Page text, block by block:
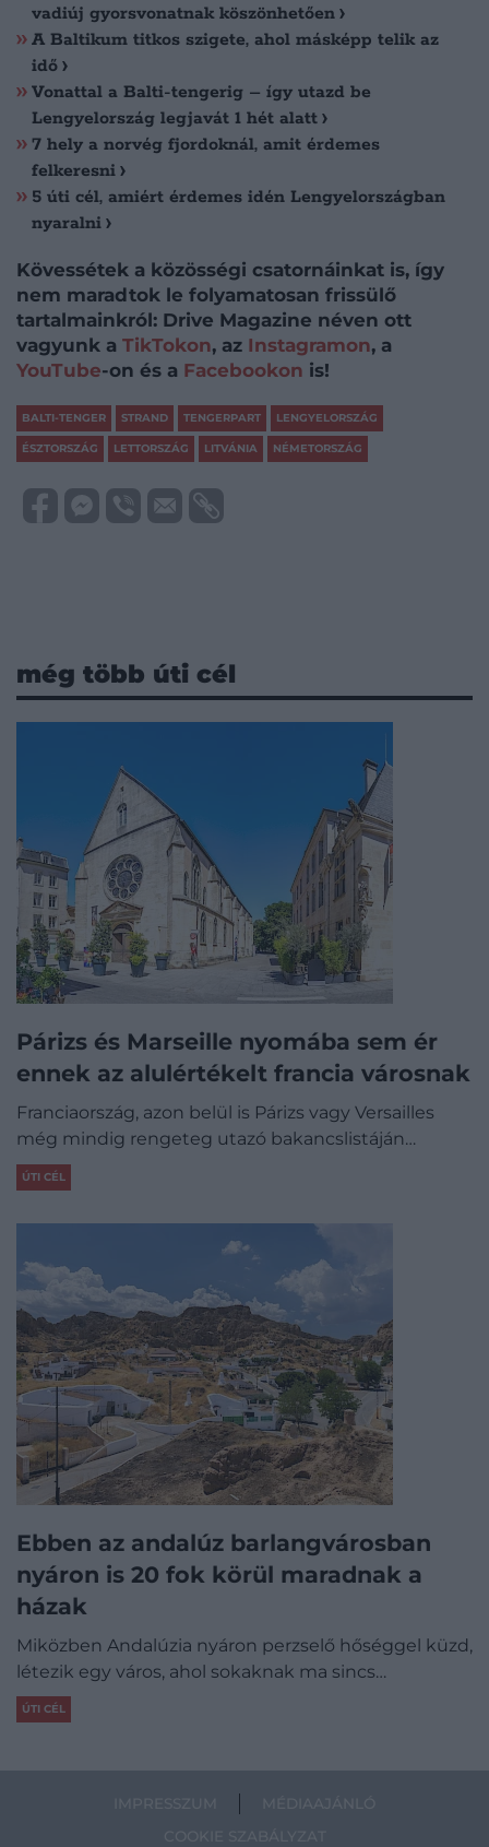
vadiúj gyorsvonatnak köszönhetően
A Baltikum titkos szigete, ahol másképp telik az
idő
Vonattal a Balti-tengerig – így utazd be
Lengyelország legjavát 1 hét alatt
7 hely a norvég fjordoknál, amit érdemes
felkeresni
5 úti cél, amiért érdemes idén Lengyelországban
nyaralni
Kövessétek a közösségi csatornáinkat is, így
nem maradtok le folyamatosan frissülő
tartalmainkról: Drive Magazine néven ott
vagyunk a TikTokon, az Instagramon, a
YouTube-on és a Facebookon is!
BALTI-TENGER STRAND TENGERPART LENGYELORSZÁG
ÉSZTORSZÁG LETTORSZÁG LITVÁNIA NÉMETORSZÁG
még több úti cél
Párizs és Marseille nyomába sem ér
ennek az alulértékelt francia városnak
Franciaország, azon belül is Párizs vagy Versailles
még mindig rengeteg utazó bakancslistáján…
ÚTI CÉL
Ebben az andalúz barlangvárosban
nyáron is 20 fok körül maradnak a
házak
Miközben Andalúzia nyáron perzselő hőséggel küzd,
létezik egy város, ahol sokaknak ma sincs…
ÚTI CÉL